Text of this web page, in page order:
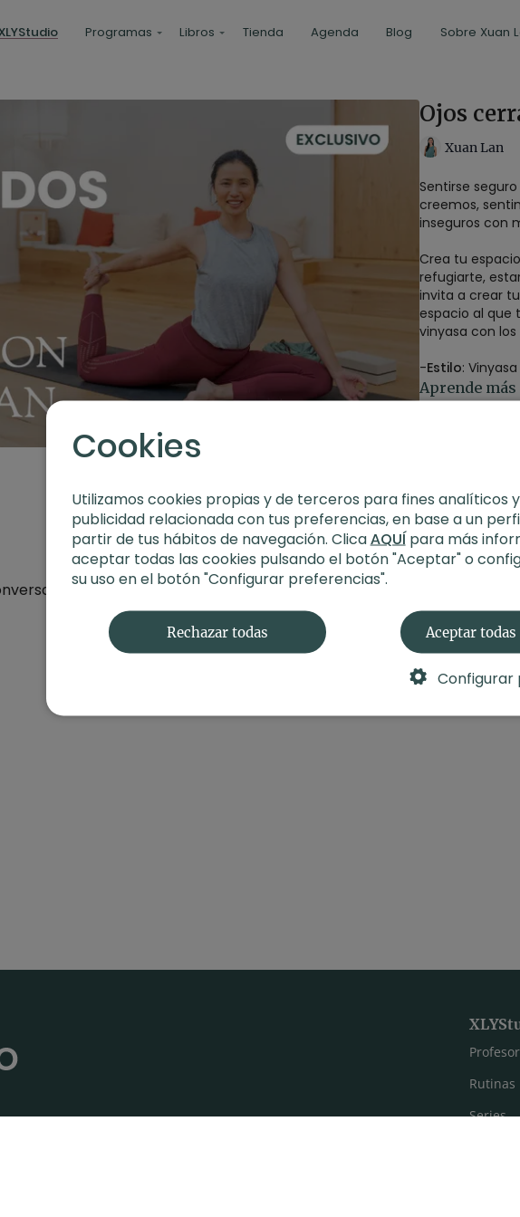
Programas Libros Tienda Agenda Blog Sobre Xuan
Ojos
Xuan Lan
Sentirse
creemos,
inseguros con
Crea tu
refugiarte,
invita a crear
espacio al que
vinyasa con
-Estilo: Vinyasa
-Profesor :
-Duración: 65
-Propósito:
-Fecha: 3 de
Contenido
Aprende más
Rutinas
Series
Cookies
Utilizamos cookies propias y de terceros para fines analíticos
publicidad relacionada con tus preferencias, en base a un
partir de tus hábitos de navegación. ClicaAQUÍpara más
aceptar todas las cookies pulsando el botón "Aceptar" o
su uso en el botón "Configurar preferencias".
Rechazar todas Aceptar
Configurar